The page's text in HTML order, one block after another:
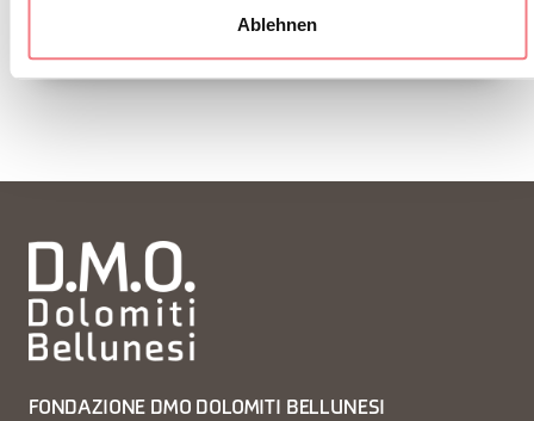
Ablehnen
FONDAZIONE DMO DOLOMITI BELLUNESI